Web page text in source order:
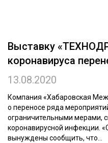
ПРОИЗВОДСТВО ДРЕВЕСНЫХ
ЦБП
КОМПЛЕКСНАЯ ПЕРЕРАБОТКА
ЛЕСОПИЛЕНИЕ
ДЕРЕВЯННОЕ
Выставку
коронавируса
13.08.2020
Компания «Хабаровская
о переносе ряда
ограничительными мерами,
коронавирусной инфекции.
вынуждены сообщить, что...